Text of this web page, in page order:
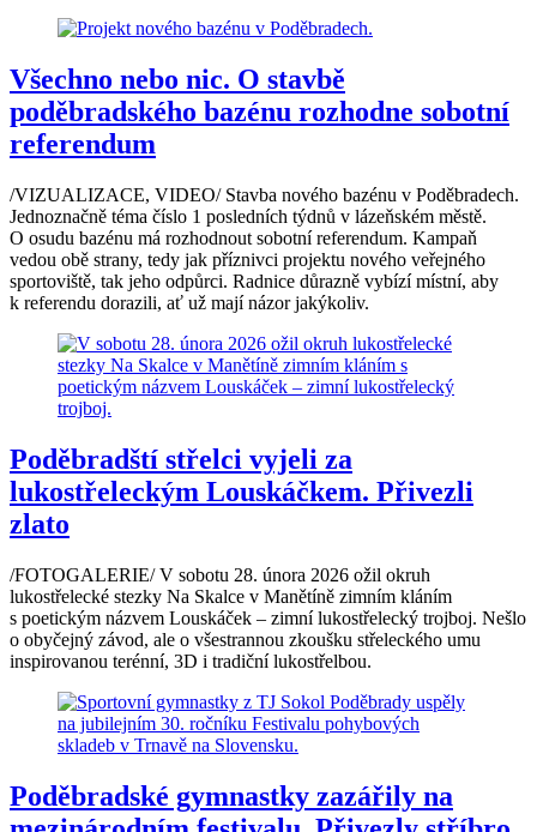
Všechno nebo nic. O stavbě
poděbradského bazénu rozhodne sobotní
referendum
/VIZUALIZACE, VIDEO/ Stavba nového bazénu v Poděbradech.
Jednoznačně téma číslo 1 posledních týdnů v lázeňském městě.
O osudu bazénu má rozhodnout sobotní referendum. Kampaň
vedou obě strany, tedy jak příznivci projektu nového veřejného
sportoviště, tak jeho odpůrci. Radnice důrazně vybízí místní, aby
k referendu dorazili, ať už mají názor jakýkoliv.
Poděbradští střelci vyjeli za
lukostřeleckým Louskáčkem. Přivezli
zlato
/FOTOGALERIE/ V sobotu 28. února 2026 ožil okruh
lukostřelecké stezky Na Skalce v Manětíně zimním kláním
s poetickým názvem Louskáček – zimní lukostřelecký trojboj. Nešlo
o obyčejný závod, ale o všestrannou zkoušku střeleckého umu
inspirovanou terénní, 3D i tradiční lukostřelbou.
Poděbradské gymnastky zazářily na